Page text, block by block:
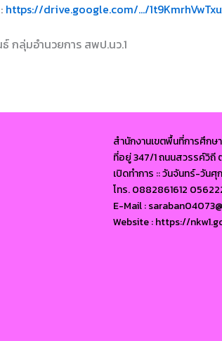
https://drive.google.com/…/
กลุ่มอำนวยการ สพป.นว.1
สำนักงานเขตพื้นที่การศึกษ
ที่อยู่ 347/1 ถนนสวรรค์วิถี
เปิดทำการ :: วันจันทร์-วัน
โทร. 0882861612
E-Mail :
Website : https://